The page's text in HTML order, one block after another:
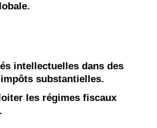
intellectuelles dans des
substantielles.
les régimes fiscaux